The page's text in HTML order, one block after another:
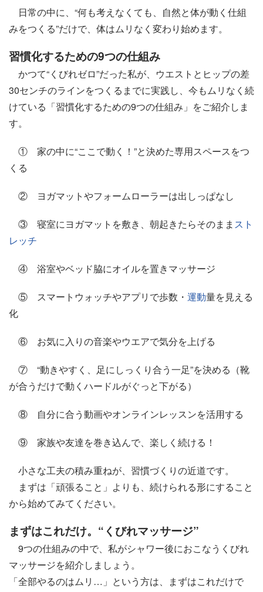
日常の中に、“何も考えなくても、自然と体が動く仕組
みをつくる”だけで、体はムリなく変わり始めます。
習慣化するための9つの仕組み
かつて“くびれゼロ”だった私が、ウエストとヒップの差
30センチのラインをつくるまでに実践し、今もムリなく続
けている「習慣化するための9つの仕組み」をご紹介しま
す。
① 家の中に“ここで動く！”と決めた専用スペースをつ
くる
② ヨガマットやフォームローラーは出しっぱなし
③ 寝室にヨガマットを敷き、朝起きたらそのまま スト
レッチ
④ 浴室やベッド脇にオイルを置きマッサージ
⑤ スマートウォッチやアプリで歩数・ 運動量を見える
化
⑥ お気に入りの音楽やウエアで気分を上げる
⑦ “動きやすく、足にしっくり合う一足”を決める（靴
が合うだけで動くハードルがぐっと下がる）
⑧ 自分に合う動画やオンラインレッスンを活用する
⑨ 家族や友達を巻き込んで、楽しく続ける！
小さな工夫の積み重ねが、習慣づくりの近道です。
まずは「頑張ること」よりも、続けられる形にすること
から始めてみてください。
まずはこれだけ。“くびれマッサージ”
9つの仕組みの中で、私がシャワー後におこなうくびれ
マッサージを紹介しましょう。
「全部やるのはムリ…」という方は、まずはこれだけで